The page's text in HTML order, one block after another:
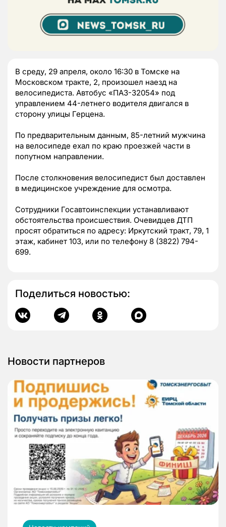
В среду, 29 апреля, около 16:30 в Томске на
Московском тракте, 2, произошел наезд на
велосипедиста. Автобус «ПАЗ-32054» под
управлением 44-летнего водителя двигался в
сторону улицы Герцена.
По предварительным данным, 85-летний мужчина
на велосипеде ехал по краю проезжей части в
попутном направлении.
После столкновения велосипедист был доставлен
в медицинское учреждение для осмотра.
Сотрудники Госавтоинспекции устанавливают
обстоятельства происшествия. Очевидцев ДТП
просят обратиться по адресу: Иркутский тракт, 79, 1
этаж, кабинет 103, или по телефону 8 (3822) 794-
699.
Поделиться новостью:
Новости партнеров